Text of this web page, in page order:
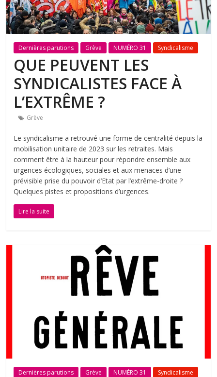
Dernières parutions Grève NUMÉRO 31 Syndicalisme
QUE PEUVENT LES
SYNDICALISTES FACE À
L’EXTRÊME ?
Grève
Le syndicalisme a retrouvé une forme de centralité depuis la
mobilisation unitaire de 2023 sur les retraites. Mais
comment être à la hauteur pour répondre ensemble aux
urgences écologiques, sociales et aux menaces d’une
prévisible prise du pouvoir d’Etat par l’extrême-droite ?
Quelques pistes et propositions d’urgences.
Lire la suite
Dernières parutions Grève NUMÉRO 31 Syndicalisme